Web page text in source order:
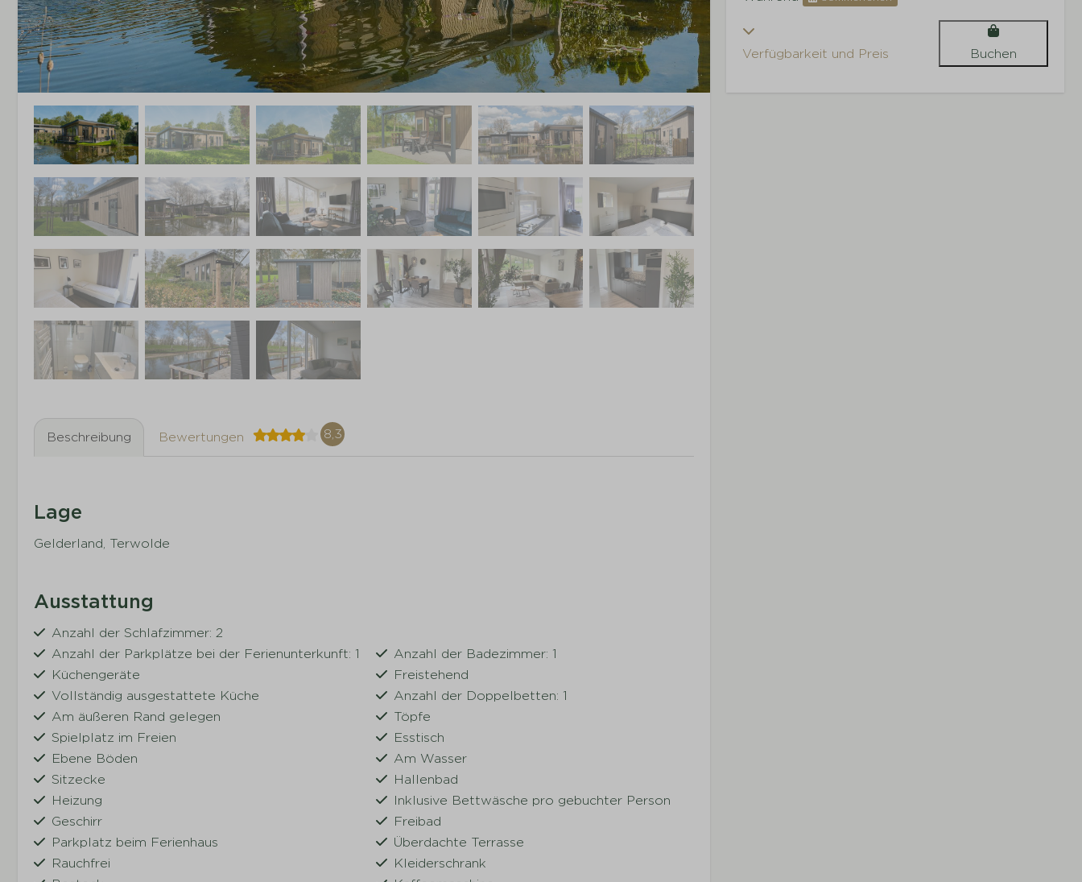
Beschreibung Bewertungen 8,3
Lage
Gelderland, Terwolde
Ausstattung
Anzahl der Schlafzimmer: 2
Anzahl der Parkplätze bei der Ferienunterkunft: 1
Küchengeräte
Vollständig ausgestattete Küche
Am äußeren Rand gelegen
Spielplatz im Freien
Ebene Böden
Sitzecke
Heizung
Geschirr
Parkplatz beim Ferienhaus
Rauchfrei
Anzahl der Badezimmer: 1
Freistehend
Anzahl der Doppelbetten: 1
Töpfe
Esstisch
Am Wasser
Hallenbad
Inklusive Bettwäsche pro gebuchter Person
Freibad
Überdachte Terrasse
Kleiderschrank
Verfügbarkeit und Preis Buchen